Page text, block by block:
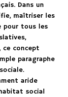
Dans un
maîtriser les
pour tous les
concept
paragraphe
aride
social